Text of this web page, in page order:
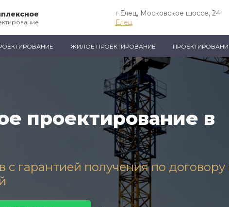
г.Елец, Московское шоссе, 24
Елец
ЖИЛОЕ ПРОЕКТИРОВАНИЕ
проектирование в
с гарантией получения по договору